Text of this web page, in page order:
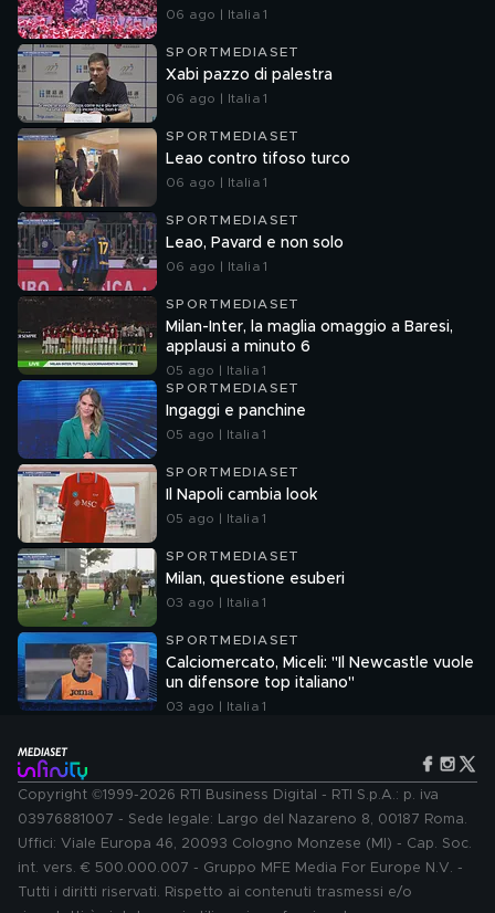
06 ago | Italia 1
SPORTMEDIASET
Xabi pazzo di palestra
06 ago | Italia 1
SPORTMEDIASET
Leao contro tifoso turco
06 ago | Italia 1
SPORTMEDIASET
Leao, Pavard e non solo
06 ago | Italia 1
SPORTMEDIASET
Milan-Inter, la maglia omaggio a Baresi,
applausi a minuto 6
05 ago | Italia 1
SPORTMEDIASET
Ingaggi e panchine
05 ago | Italia 1
SPORTMEDIASET
Il Napoli cambia look
05 ago | Italia 1
SPORTMEDIASET
Milan, questione esuberi
03 ago | Italia 1
SPORTMEDIASET
Calciomercato, Miceli: "Il Newcastle vuole
un difensore top italiano"
03 ago | Italia 1
Copyright ©1999-2026 RTI Business Digital - RTI S.p.A.: p. iva
03976881007 - Sede legale: Largo del Nazareno 8, 00187 Roma.
Uffici: Viale Europa 46, 20093 Cologno Monzese (MI) - Cap. Soc.
int. vers. € 500.000.007 - Gruppo MFE Media For Europe N.V. -
Tutti i diritti riservati. Rispetto ai contenuti trasmessi e/o